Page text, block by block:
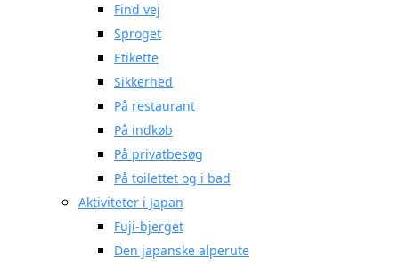
Find vej
Sproget
Etikette
Sikkerhed
På restaurant
På indkøb
På privatbesøg
På toilettet og i bad
Aktiviteter i Japan
Fuji-bjerget
Den japanske alperute